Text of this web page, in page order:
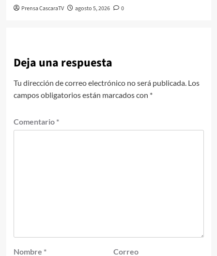
Prensa CascaraTV agosto 5, 2026 0
Deja una respuesta
Tu dirección de correo electrónico no será publicada. Los
campos obligatorios están marcados con *
Comentario *
Nombre *
Correo